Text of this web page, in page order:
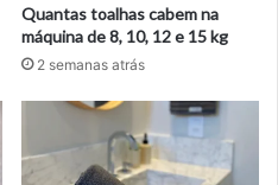
Quantas toalhas cabem na
máquina de 8, 10, 12 e 15 kg
2 semanas atrás